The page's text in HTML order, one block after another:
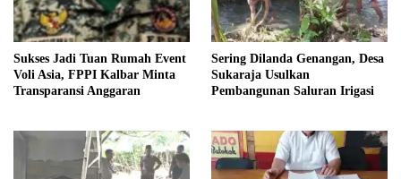
Sukses Jadi Tuan Rumah Event
Voli Asia, FPPI Kalbar Minta
Transparansi Anggaran
Sering Dilanda Genangan, Desa
Sukaraja Usulkan
Pembangunan Saluran Irigasi